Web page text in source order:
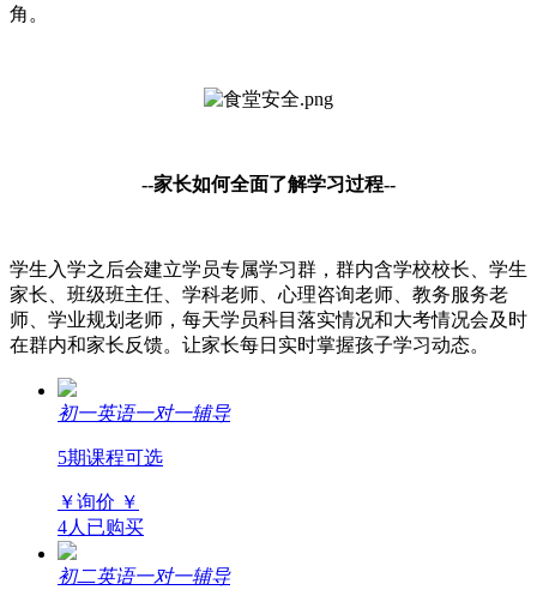
角。
--家长如何全面了解学习过程--
学生入学之后会建立学员专属学习群，群内含学校校长、学生
家长、班级班主任、学科老师、心理咨询老师、教务服务老
师、学业规划老师，每天学员科目落实情况和大考情况会及时
在群内和家长反馈。让家长每日实时掌握孩子学习动态。
初一英语一对一辅导
5期课程可选
￥询价 ￥
4人已购买
初二英语一对一辅导